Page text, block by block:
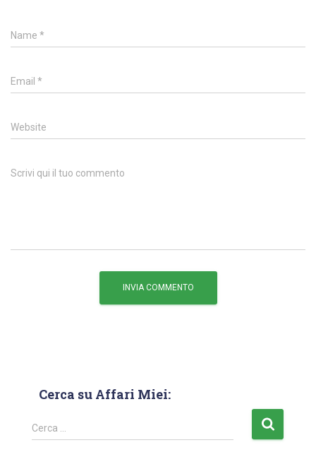
Name *
Email *
Website
Scrivi qui il tuo commento
Cerca su Affari Miei:
Cerca …